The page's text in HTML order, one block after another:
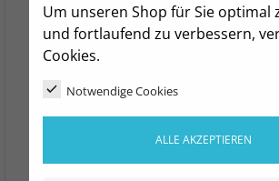
Um unseren Shop für Sie optimal
und fortlaufend zu verbessern,
Cookies.
Notwendige Cookies
ALLE AKZEPTIEREN